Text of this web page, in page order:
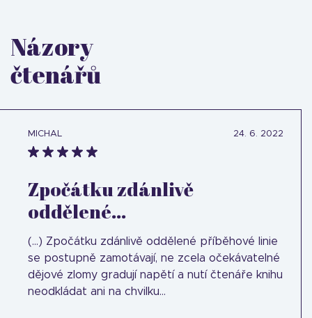
Názory
čtenářů
MICHAL 24. 6. 2022
Zpočátku zdánlivě
oddělené...
(...) Zpočátku zdánlivě oddělené příběhové linie
se postupně zamotávají, ne zcela očekávatelné
dějové zlomy gradují napětí a nutí čtenáře knihu
neodkládat ani na chvilku...